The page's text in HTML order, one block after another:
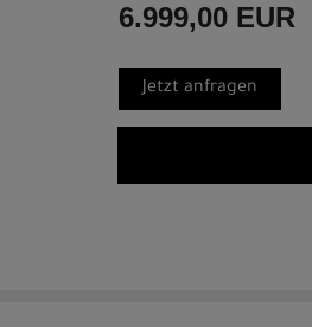
6.999,00 EUR
Jetzt anfragen